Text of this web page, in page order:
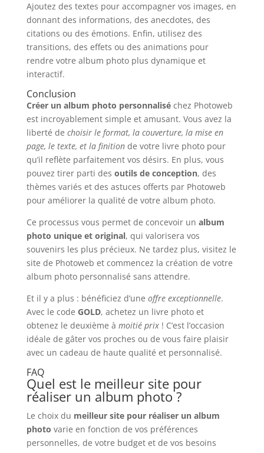
Ajoutez des textes pour accompagner vos images, en
donnant des informations, des anecdotes, des
citations ou des émotions. Enfin, utilisez des
transitions, des effets ou des animations pour
rendre votre album photo plus dynamique et
interactif.
Conclusion
Créer un album photo personnaliséchez Photoweb
est incroyablement simple et amusant. Vous avez la
liberté de choisir le format, la couverture, la mise en
page, le texte, et la finitionde votre livre photo pour
qu’il reflète parfaitement vos désirs. En plus, vous
pouvez tirer parti des outils de conception, des
thèmes variés et des astuces offerts par Photoweb
pour améliorer la qualité de votre album photo.
Ce processus vous permet de concevoir un album
photo unique et original, qui valorisera vos
souvenirs les plus précieux. Ne tardez plus, visitez le
site de Photoweb et commencez la création de votre
album photo personnalisé sans attendre.
Et il y a plus : bénéficiez d’une offre exceptionnelle.
Avec le code GOLD, achetez un livre photo et
obtenez le deuxième à moitié prix! C’est l’occasion
idéale de gâter vos proches ou de vous faire plaisir
avec un cadeau de haute qualité et personnalisé.
FAQ
Quel est le meilleur site pour
réaliser un album photo ?
Le choix du meilleur site pour réaliser un album
photo varie en fonction de vos préférences
personnelles, de votre budget et de vos besoins